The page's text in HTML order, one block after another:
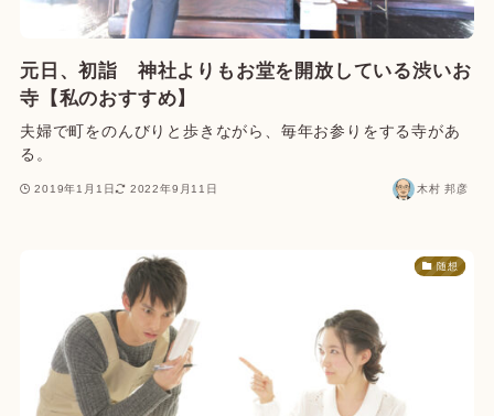
元日、初詣 神社よりもお堂を開放している渋いお
寺【私のおすすめ】
夫婦で町をのんびりと歩きながら、毎年お参りをする寺があ
る。
2019年1月1日 2022年9月11日 木村 邦彦
随想